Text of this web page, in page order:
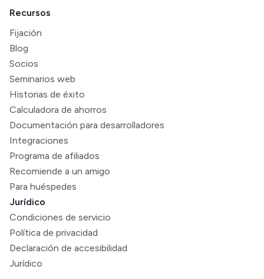
Recursos
Fijación
Blog
Socios
Seminarios web
Historias de éxito
Calculadora de ahorros
Documentación para desarrolladores
Integraciones
Programa de afiliados
Recomiende a un amigo
Para huéspedes
Jurídico
Condiciones de servicio
Política de privacidad
Declaración de accesibilidad
Jurídico